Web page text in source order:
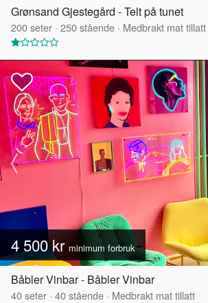
Grønsand Gjestegård - Telt på tunet
200seter · 250stående · Medbrakt mat tillatt
4 500 kr minimum forbruk
Båbler Vinbar - Båbler Vinbar
40seter · 40stående · Medbrakt mat tillatt